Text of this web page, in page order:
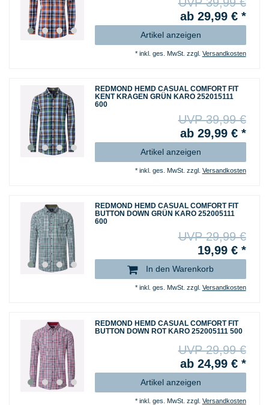
ab 29,99 € *
Artikel anzeigen
* inkl. ges. MwSt. zzgl. Versandkosten
REDMOND HEMD CASUAL COMFORT FIT
KENT KRAGEN GRÜN KARO 252015111
600
UVP 39,99 €
ab 29,99 € *
Artikel anzeigen
* inkl. ges. MwSt. zzgl. Versandkosten
REDMOND HEMD CASUAL COMFORT FIT
BUTTON DOWN GRÜN KARO 252005111
600
UVP 29,99 €
19,99 € *
In den Warenkorb
* inkl. ges. MwSt. zzgl. Versandkosten
REDMOND HEMD CASUAL COMFORT FIT
BUTTON DOWN ROT KARO 252005111 500
UVP 29,99 €
ab 24,99 € *
Artikel anzeigen
* inkl. ges. MwSt. zzgl. Versandkosten